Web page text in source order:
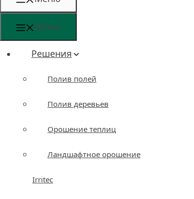
Меню
Решения
Полив полей
Полив деревьев
Орошение теплиц
Ландшафтное орошение
Irritec